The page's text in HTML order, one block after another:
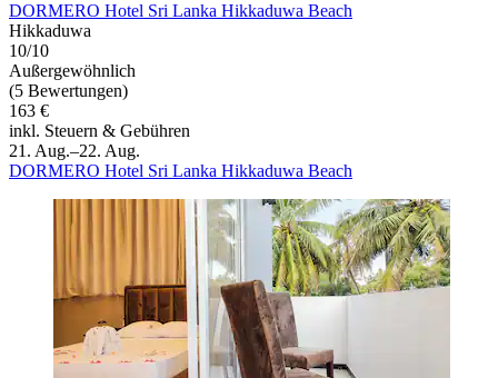
DORMERO Hotel Sri Lanka Hikkaduwa Beach
Hikkaduwa
10/10
Außergewöhnlich
(5 Bewertungen)
163 €
inkl. Steuern & Gebühren
21. Aug.–22. Aug.
DORMERO Hotel Sri Lanka Hikkaduwa Beach